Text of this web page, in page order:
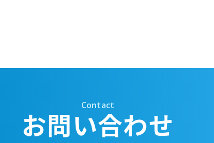
Contact
お問い合わせ